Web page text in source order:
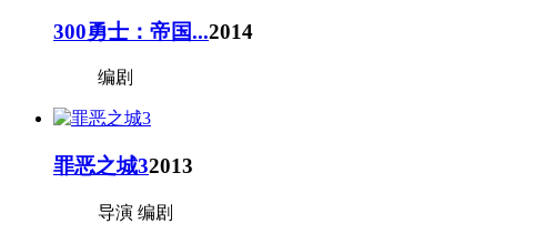
300勇士：帝国...2014
编剧
罪恶之城32013
导演 编剧